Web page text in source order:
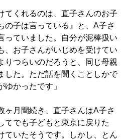
てくれるのは、直子さんのお子
の子は言っている』と、A子さ
っていました。自分が泥棒扱い
、お子さんがいじめを受けてい
りつらいのだろうと、同じ母親
した。ただ話を聞くことしかで
ゆかったです」
月間続き、直子さんはA子さ
てでも子どもと東京に戻りた
ていたそうです。しかし、とん